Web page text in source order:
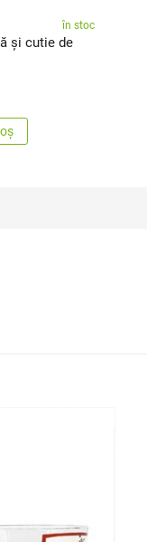
în stoc
și cutie de